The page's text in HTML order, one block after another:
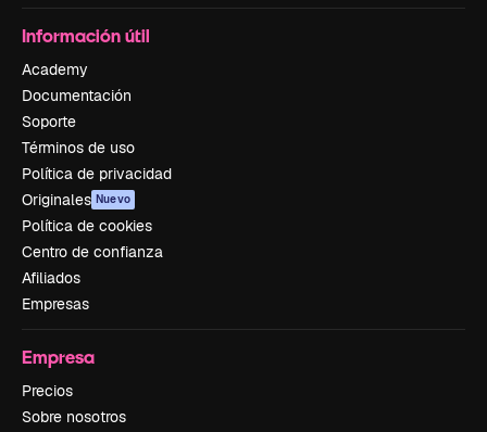
Información útil
Academy
Documentación
Soporte
Términos de uso
Política de privacidad
Originales Nuevo
Política de cookies
Centro de confianza
Afiliados
Empresas
Empresa
Precios
Sobre nosotros